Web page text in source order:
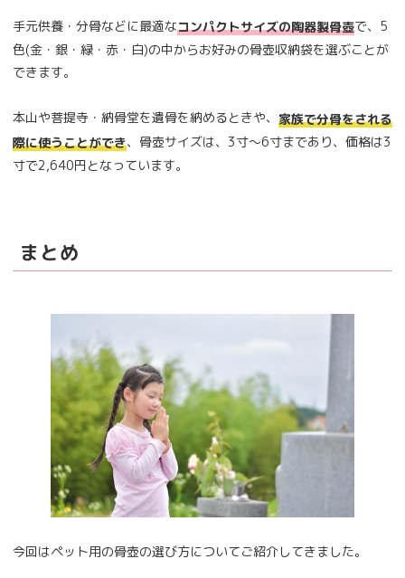
手元供養・分骨などに最適なコンパクトサイズの陶器製骨壺で、5
色(金・銀・緑・赤・白)の中からお好みの骨壺収納袋を選ぶことが
できます。
本山や菩提寺・納骨堂を遺骨を納めるときや、 家族で分骨をされる
際に使うことができ、骨壺サイズは、3寸～6寸まであり、価格は3
寸で2,640円となっています。
まとめ
今回はペット用の骨壺の選び方についてご紹介してきました。